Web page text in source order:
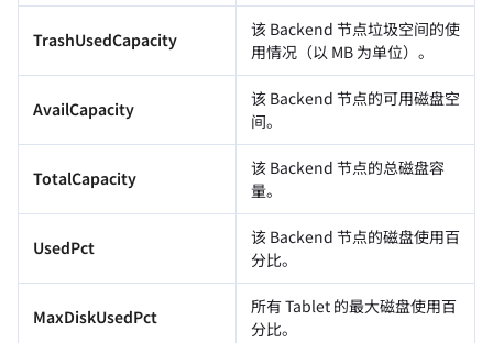
TrashUsedCapacity
该 Backend 节点垃圾空间的使
用情况（以 MB 为单位）。
AvailCapacity
该 Backend 节点的可用磁盘空
间。
TotalCapacity
该 Backend 节点的总磁盘容
量。
UsedPct
该 Backend 节点的磁盘使用百
分比。
MaxDiskUsedPct
所有 Tablet 的最大磁盘使用百
分比。